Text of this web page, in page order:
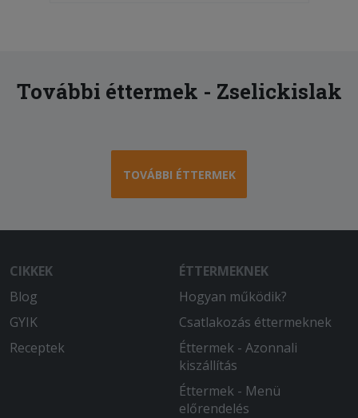
További éttermek - Zselickislak
TOVÁBBI ÉTTERMEK
CIKKEK
Blog
GYIK
Receptek
ÉTTERMEKNEK
Hogyan működik?
Csatlakozás éttermeknek
Éttermek - Azonnali
kiszállítás
Éttermek - Menü
előrendelés